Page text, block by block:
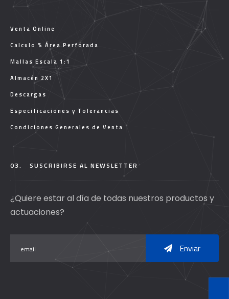
Venta Online
Calculo % Área Perforada
Mallas Escala 1:1
Almacén 2X1
Descargas
Especificaciones y Tolerancias
Condiciones Generales de Venta
03. SUSCRIBIRSE AL NEWSLETTER
¿Quiere estar al día de todas nuestros productos y
actuaciones?
Enviar